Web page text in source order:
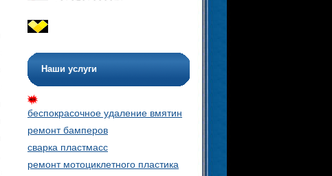
Наши услуги
беспокрасочное удаление вмятин
ремонт бамперов
сварка пластмасс
ремонт мотоциклетного пластика